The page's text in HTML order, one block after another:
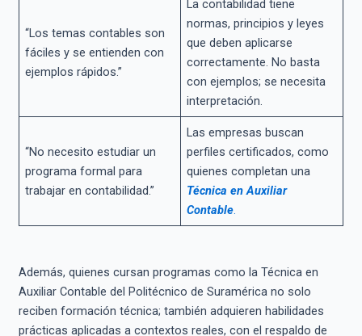
“Los temas contables son
fáciles y se entienden con
ejemplos rápidos.”
La contabilidad tiene
normas, principios y leyes
que deben aplicarse
correctamente. No basta
con ejemplos; se necesita
interpretación.
“No necesito estudiar un
programa formal para
trabajar en contabilidad.”
Las empresas buscan
perfiles certificados, como
quienes completan una
Técnica en Auxiliar
Contable
Además, quienes cursan programas como la Técnica en
Auxiliar Contable del Politécnico de Suramérica no solo
reciben formación técnica; también adquieren habilidades
prácticas aplicadas a contextos reales, con el respaldo de